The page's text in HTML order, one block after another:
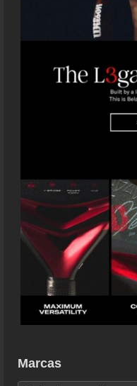
Marcas